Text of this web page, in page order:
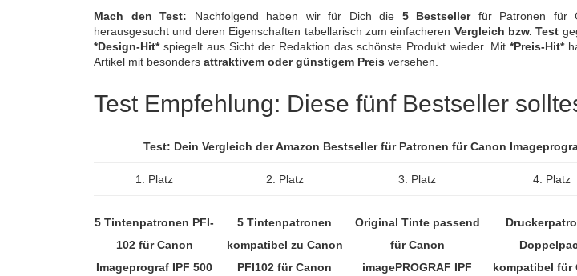
Mach den Test: Nachfolgend haben wir für Dich die 5 Bestsellerfür Patronen für
herausgesucht und deren Eigenschaften tabellarisch zum einfacheren Vergleich bzw. Test
*Design-Hit*spiegelt aus Sicht der Redaktion das schönste Produkt wieder. Mit *Preis-Hit*
Artikel mit besonders attraktivem oder günstigem Preis versehen.
Test Empfehlung: Diese fünf Bestseller
Test: Dein Vergleich der Amazon Bestseller für Patronen für Canon
1. Platz 2. Platz 3. Platz 4. Platz
5 Tintenpatronen PFI-
102 für Canon
Imageprograf IPF 500
5 Tintenpatronen
kompatibel zu Canon
PFI102 für Canon
Original Tinte passend
für Canon
imagePROGRAF IPF
kompatibel für